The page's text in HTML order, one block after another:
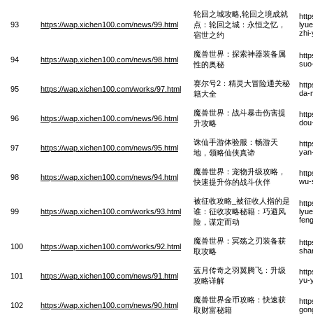
93 https://wap.xichen100.com/news/99.html
轮回之城攻略,轮回之境成就
点：轮回之城：永恒之忆，
宿世之约
zhi-
94 https://wap.xichen100.com/news/98.html
魔兽世界：探索神器装备属
性的奥秘
95 https://wap.xichen100.com/works/97.html
赛尔号2：精灵大冒险通关秘
籍大全
da-
96 https://wap.xichen100.com/news/96.html
魔兽世界：战斗暴击伤害提
升攻略
97 https://wap.xichen100.com/news/95.html
诛仙手游体验服：畅游天
地，领略仙侠真谛
98 https://wap.xichen100.com/news/94.html
魔兽世界：宠物升级攻略，
快速提升你的战斗伙伴
wu-
99 https://wap.xichen100.com/works/93.html
被征收攻略_被征收人指的是
谁：征收攻略秘籍：巧避风
险，谋定而动
100 https://wap.xichen100.com/works/92.html
魔兽世界：冥殇之刃装备获
取攻略
101 https://wap.xichen100.com/news/91.html
蓝月传奇之羽翼腾飞：升级
攻略详解
yu-
102 https://wap.xichen100.com/news/90.html
魔兽世界金币攻略：快速获
取财富秘籍